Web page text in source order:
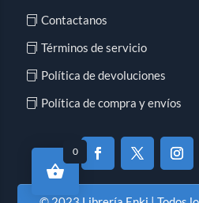
Contactanos
Términos de servicio
Política de devoluciones
Política de compra y envíos
0